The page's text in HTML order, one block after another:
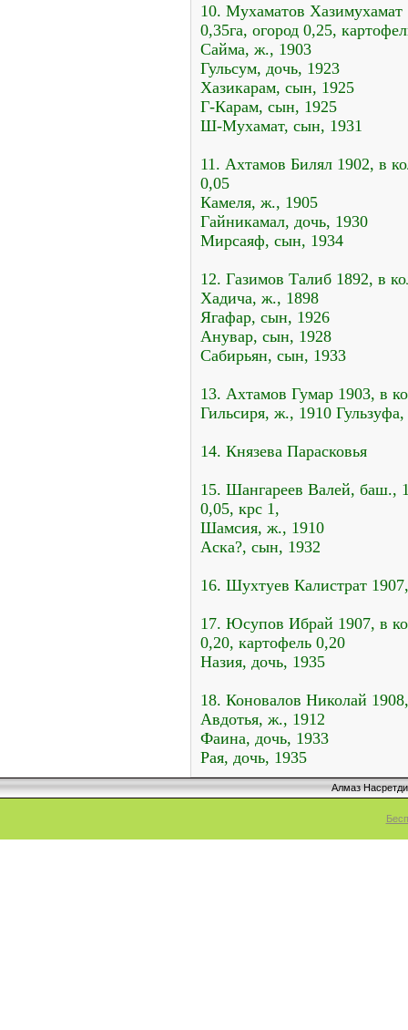
10. Мухаматов Хазимухамат
0,35га, огород 0,25,
Сайма, ж., 1903
Гульсум, дочь, 1923
Хазикарам, сын, 1925
Г-Карам, сын, 1925
Ш-Мухамат, сын, 1931
11. Ахтамов Билял 1902, в
0,05
Камеля, ж., 1905
Гайникамал, дочь, 1930
Мирсаяф, сын, 1934
12. Газимов Талиб 1892, в
Хадича, ж., 1898
Ягафар, сын, 1926
Анувар, сын, 1928
Сабирьян, сын, 1933
13. Ахтамов Гумар 1903, в
Гильсиря, ж., 1910 Гульзуфа,
14. Князева Парасковья
15. Шангареев Валей, баш.,
0,05, крс 1,
Шамсия, ж., 1910
Аска?, сын, 1932
16. Шухтуев Калистрат
17. Юсупов Ибрай 1907, в
0,20, картофель 0,20
Назия, дочь, 1935
18. Коновалов Николай
Авдотья, ж., 1912
Фаина, дочь, 1933
Рая, дочь, 1935
Алмаз